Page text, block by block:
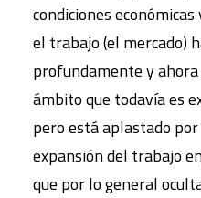
condiciones
el trabajo (el mercado)
profundamente y
ámbito que todavía es
pero está aplastado
expansión del trabajo
que por lo general